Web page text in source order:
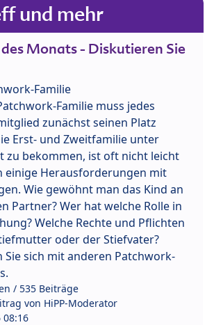
und mehr
Monats - Diskutieren Sie
Familie
Familie muss jedes
zunächst seinen Platz
Erst- und Zweitfamilie unter
zu bekommen, ist oft nicht leicht
einige Herausforderungen mit
Wie gewöhnt man das Kind an
Partner? Wer hat welche Rolle in
Welche Rechte und Pflichten
oder der Stiefvater?
Sie sich mit anderen Patchwork-
/ 535 Beiträge
von HiPP-Moderator
08:16